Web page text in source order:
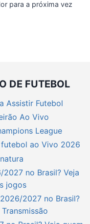
para a próxima vez
DE FUTEBOL
Assistir Futebol
Ao Vivo
League
ao Vivo 2026
no Brasil? Veja
jogos
2027 no Brasil?